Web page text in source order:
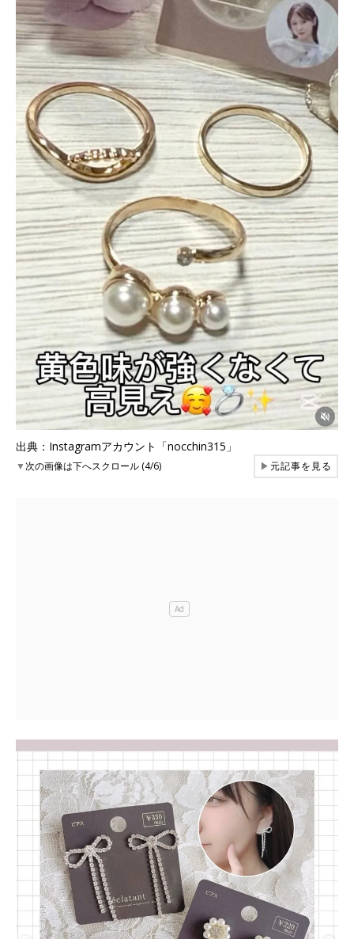
出典：Instagramアカウント「nocchin315」
▼次の画像は下へスクロール (4/6) ▶元記事を見る